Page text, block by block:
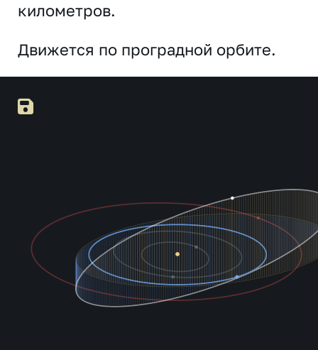
километров.
Движется по проградной орбите.